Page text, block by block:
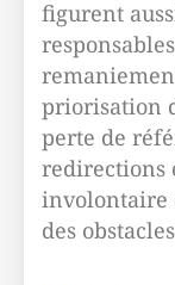
figurent
priorisation
perte de
redirections
involontaire
des